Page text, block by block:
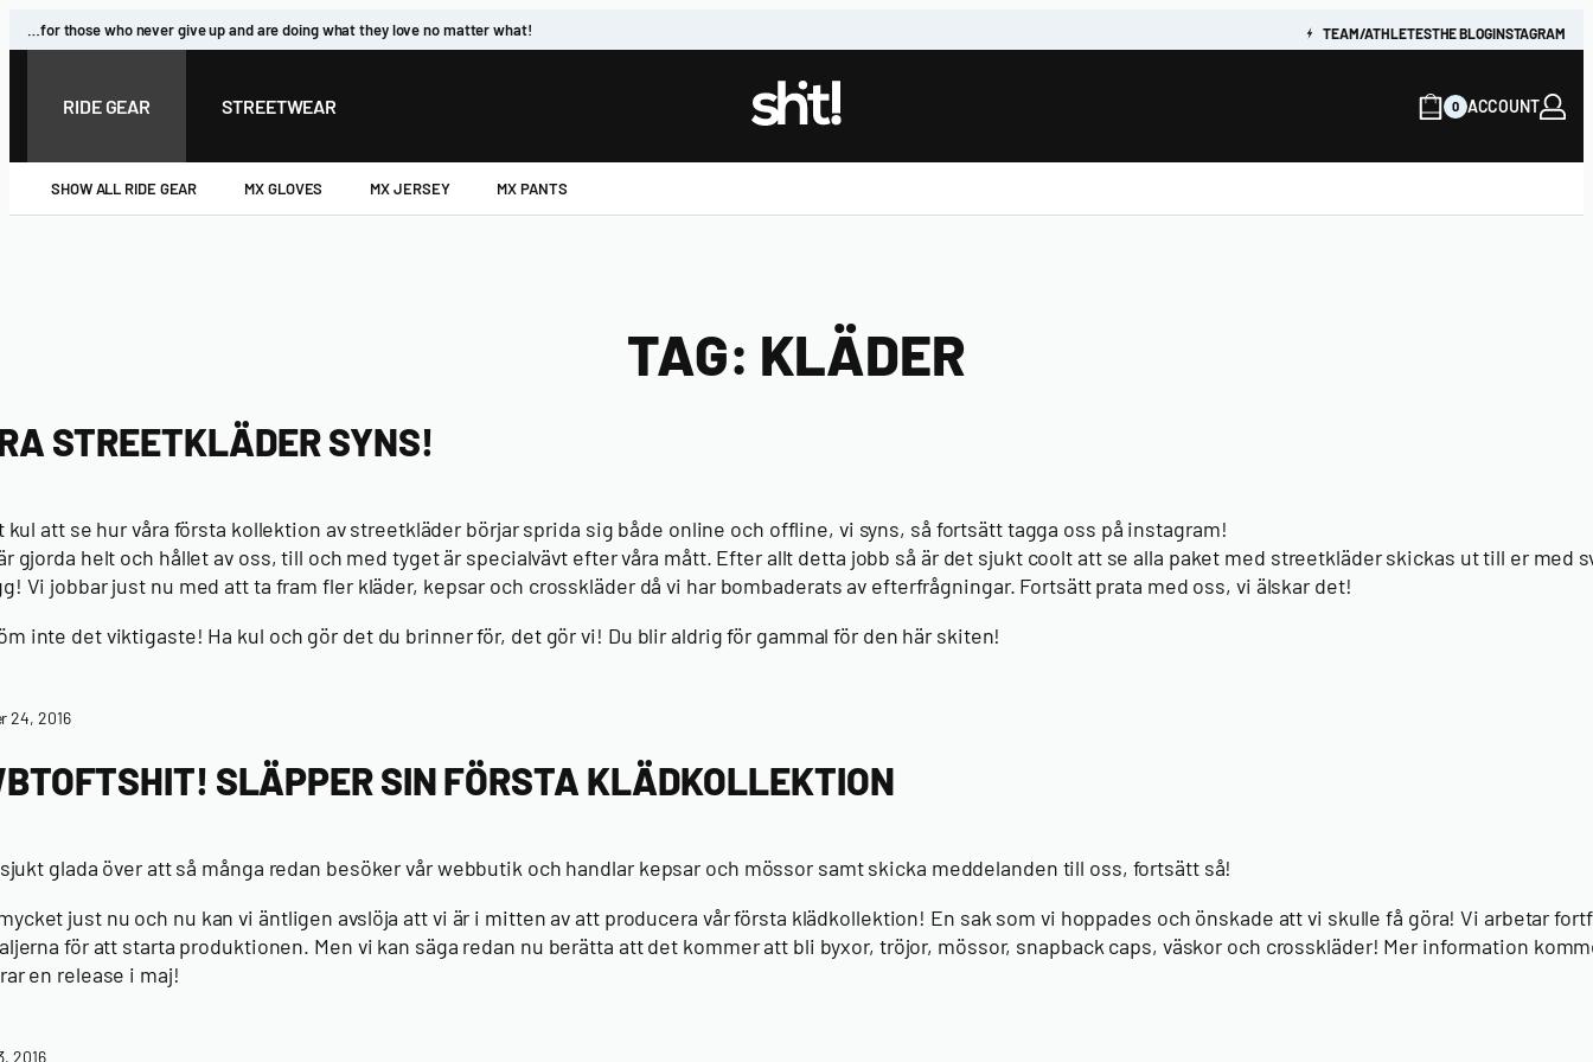
Skip
to
…for those who never give up and are doing what they love no matter what! TEAM/ATHLETESTHE BLOGINSTAGRAM
RIDE GEAR STREETWEAR 0 ACCOUNT
SHOW ALL RIDE GEAR MX GLOVES MX JERSEY MX PANTS
TAG: KLÄDER
STREETKLÄDER SYNS!
att se hur våra första kollektion av streetkläder börjar sprida sig både online och offline, vi syns, så fortsätt tagga oss på instagram!
gjorda helt och hållet av oss, till och med tyget är specialvävt efter våra mått. Efter allt detta jobb så är det sjukt coolt att se alla paket med streetkläder skickas ut till er med
Vi jobbar just nu med att ta fram fler kläder, kepsar och crosskläderdå vi har bombaderats av efterfrågningar. Fortsätt prata med oss, vi älskar det!
inte det viktigaste! Ha kul och gör det du brinner för, det gör vi! Du blir aldrig för gammal för den här skiten!
24, 2016
SLÄPPER SIN FÖRSTA KLÄDKOLLEKTION
glada över att så många redan besöker vår webbutik och handlar kepsar och mössor samt skicka meddelanden till oss, fortsätt så!
just nu och nu kan vi äntligen avslöja att vi är i mitten av att producera vår första klädkollektion! En sak som vi hoppades och önskade att vi skulle få göra! Vi arbetar
för att starta produktionen. Men vi kan säga redan nu berätta att det kommer att bli byxor, tröjor, mössor, snapback caps, väskor och crosskläder! Mer information
en release i maj!
2016